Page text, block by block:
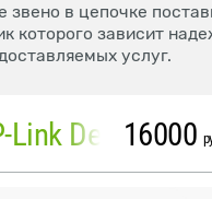
в цепочке
которого зависит
услуг.
Mesh система TP-Link Deco M4 (3 устройства)
16000